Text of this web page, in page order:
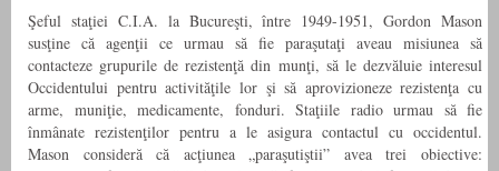
Şeful staţiei C.I.A. la Bucureşti, între 1949-1951, Gordon Mason
susţine că agenţii ce urmau să fie paraşutaţi aveau misiunea să
contacteze grupurile de rezistenţă din munţi, să le dezvăluie interesul
Occidentului pentru activităţile lor şi să aprovizioneze rezistenţa cu
arme, muniţie, medicamente, fonduri. Staţiile radio urmau să fie
înmânate rezistenţilor pentru a le asigura contactul cu occidentul.
Mason consideră că acţiunea „paraşutiştii” avea trei obiective: